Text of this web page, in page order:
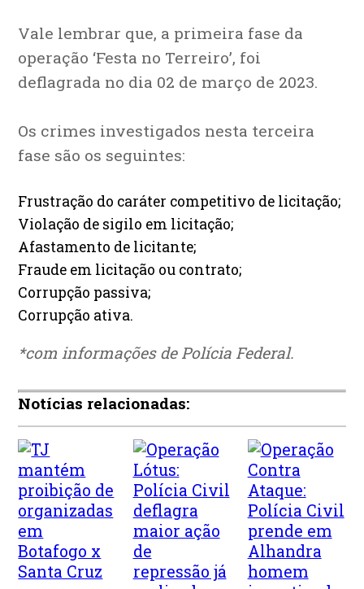
Vale lembrar que, a primeira fase da
operação ‘Festa no Terreiro’, foi
deflagrada no dia 02 de março de 2023.
Os crimes investigados nesta terceira
fase são os seguintes:
Frustração do caráter competitivo de licitação;
Violação de sigilo em licitação;
Afastamento de licitante;
Fraude em licitação ou contrato;
Corrupção passiva;
Corrupção ativa.
*com informações de Polícia Federal.
Notícias relacionadas: